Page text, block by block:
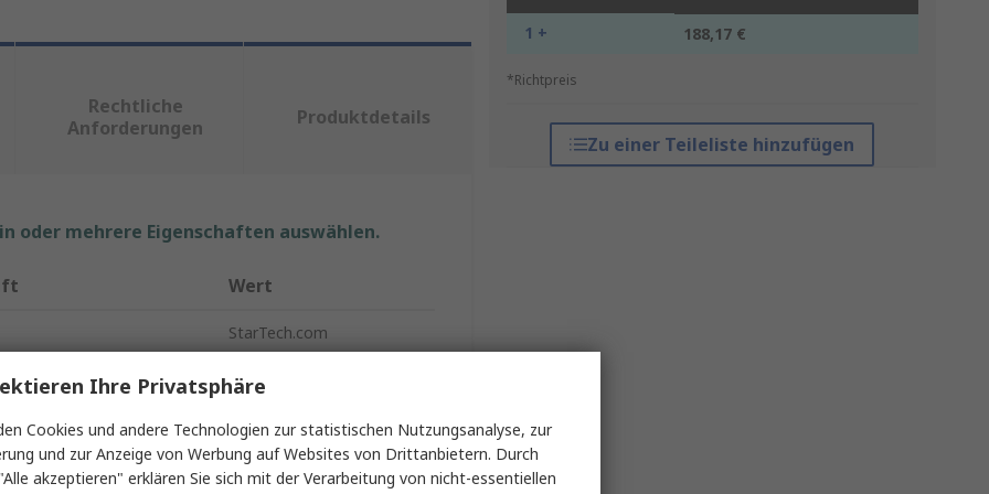
1 + 188,17 €
*Richtpreis
Zu einer Teileliste hinzufügen
Rechtliche
Anforderungen
Produktdetails
oder mehrere Eigenschaften auswählen.
Wert
StarTech.com
Video-Splitter
Splitter
DVI
Ihre Privatsphäre
Cookies und andere Technologien zur statistischen Nutzungsanalyse, zur
und zur Anzeige von Werbung auf Websites von Drittanbietern. Durch
akzeptieren" erklären Sie sich mit der Verarbeitung von nicht-essentiellen